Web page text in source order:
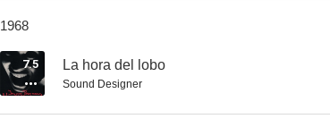
Med glorian på sned
1968
7.5 La hora del lobo
Sound Designer